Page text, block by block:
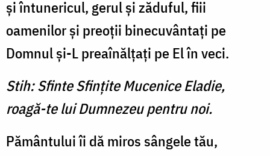
şi întunericul, gerul şi zăduful, fiii
oamenilor şi preoţii binecuvântaţi pe
Domnul şi-L preaînălţaţi pe El în veci.
Stih: Sfinte Sfinţite Mucenice Eladie,
roagă-te lui Dumnezeu pentru noi.
Pământului îi dă miros sângele tău,